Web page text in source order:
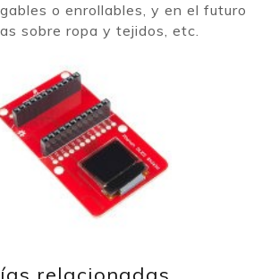
o enrollables, y en el futuro
sobre ropa y tejidos, etc.